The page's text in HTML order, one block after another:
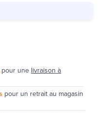
pour une livraison à
pour un retrait au magasin